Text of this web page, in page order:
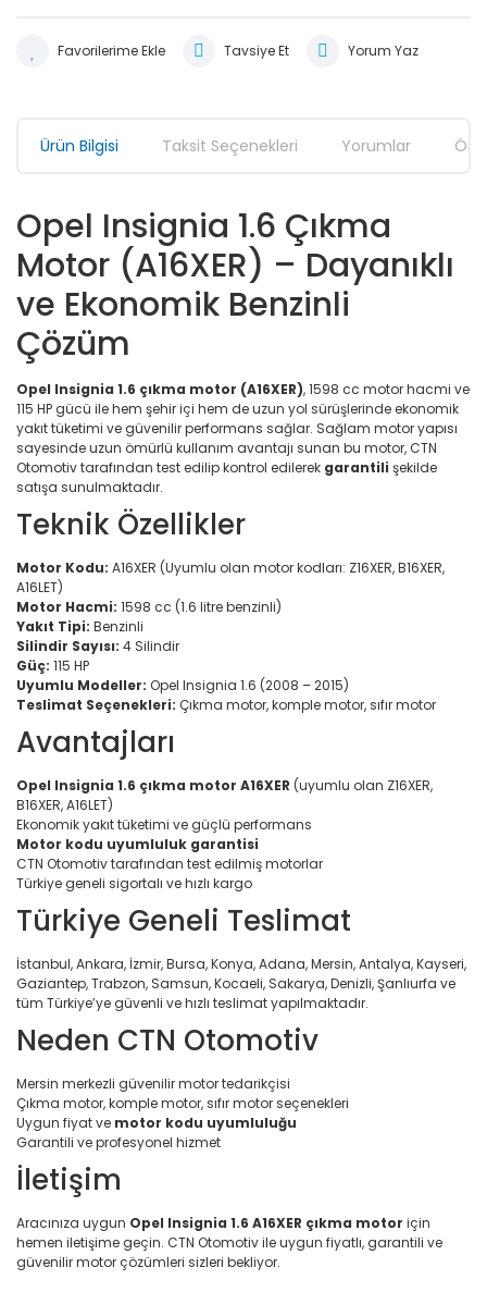
Tavsiye Et Yorum Yaz
Ürün Bilgisi Taksit Seçenekleri Yorumlar
Opel Insignia 1.6 Çıkma
Motor (A16XER) – Dayanıklı
ve Ekonomik Benzinli
Çözüm
Opel Insignia 1.6 çıkma motor (A16XER), 1598 cc motor hacmi ve
115 HP gücü ile hem şehir içi hem de uzun yol sürüşlerinde ekonomik
yakıt tüketimi ve güvenilir performans sağlar. Sağlam motor yapısı
sayesinde uzun ömürlü kullanım avantajı sunan bu motor, CTN
Otomotiv tarafından test edilip kontrol edilerek garantili şekilde
satışa sunulmaktadır.
Teknik Özellikler
Motor Kodu: A16XER (Uyumlu olan motor kodları: Z16XER, B16XER,
A16LET)
Motor Hacmi: 1598 cc (1.6 litre benzinli)
Yakıt Tipi: Benzinli
Silindir Sayısı: 4 Silindir
Güç: 115 HP
Uyumlu Modeller: Opel Insignia 1.6 (2008 – 2015)
Teslimat Seçenekleri: Çıkma motor, komple motor, sıfır motor
Avantajları
Opel Insignia 1.6 çıkma motor A16XER (uyumlu olan Z16XER,
B16XER, A16LET)
Ekonomik yakıt tüketimi ve güçlü performans
Motor kodu uyumluluk garantisi
CTN Otomotiv tarafından test edilmiş motorlar
Türkiye geneli sigortalı ve hızlı kargo
Türkiye Geneli Teslimat
İstanbul, Ankara, İzmir, Bursa, Konya, Adana, Mersin, Antalya, Kayseri,
Gaziantep, Trabzon, Samsun, Kocaeli, Sakarya, Denizli, Şanlıurfa ve
tüm Türkiye’ye güvenli ve hızlı teslimat yapılmaktadır.
Neden CTN Otomotiv
Mersin merkezli güvenilir motor tedarikçisi
Çıkma motor, komple motor, sıfır motor seçenekleri
Uygun fiyat ve motor kodu uyumluluğu
Garantili ve profesyonel hizmet
İletişim
Aracınıza uygun Opel Insignia 1.6 A16XER çıkma motor için
hemen iletişime geçin. CTN Otomotiv ile uygun fiyatlı, garantili ve
güvenilir motor çözümleri sizleri bekliyor.